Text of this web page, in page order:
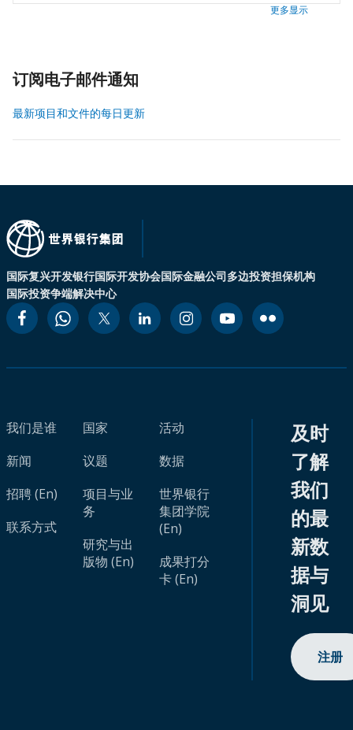
更多显示
订阅电子邮件通知
最新项目和文件的每日更新
国际复兴开发银行国际开发协会国际金融公司多边投资担保机构
国际投资争端解决中心
我们是谁
新闻
招聘 (En)
联系方式
国家
议题
项目与业
务
研究与出
版物 (En)
活动
数据
世界银行
集团学院
(En)
成果打分
卡 (En)
及时
了解
我们
的最
新数
据与
洞见
注册